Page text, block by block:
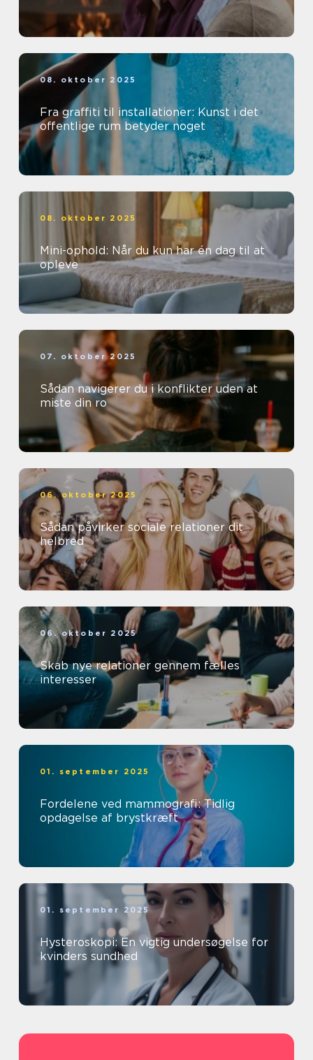
08. oktober 2025
Fra graffiti til installationer: Kunst i det
offentlige rum betyder noget
08. oktober 2025
Mini-ophold: Når du kun har én dag til at
opleve
07. oktober 2025
Sådan navigerer du i konflikter uden at
miste din ro
06. oktober 2025
Sådan påvirker sociale relationer dit
helbred
06. oktober 2025
Skab nye relationer gennem fælles
interesser
01. september 2025
Fordelene ved mammografi: Tidlig
opdagelse af brystkræft
01. september 2025
Hysteroskopi: En vigtig undersøgelse for
kvinders sundhed